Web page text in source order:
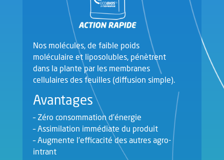
Nos molécules, de faible poids
moléculaire et liposolubles, pénètrent
dans la plante par les membranes
cellulaires des feuilles (diffusion simple).
Avantages
– Zéro consommation d’énergie
– Assimilation immédiate du produit
– Augmente l’efficacité des autres agro-
intrant